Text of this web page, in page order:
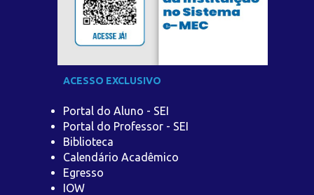
ACESSO EXCLUSIVO
Portal do Aluno - SEI
Portal do Professor - SEI
Biblioteca
Calendário Acadêmico
Egresso
IOW